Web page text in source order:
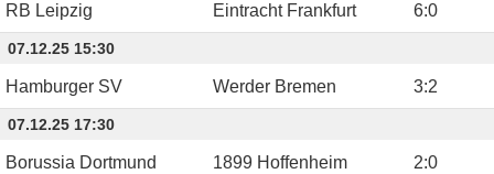
RB Leipzig Eintracht Frankfurt 6:0
07.12.25 15:30
Hamburger SV Werder Bremen 3:2
07.12.25 17:30
Borussia Dortmund 1899 Hoffenheim 2:0